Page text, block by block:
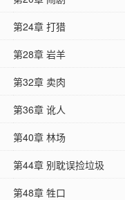
第24章 打猎
第28章 岩羊
第32章 卖肉
第36章 讹人
第40章 林场
第44章 别耽误捡垃圾
第48章 牲口